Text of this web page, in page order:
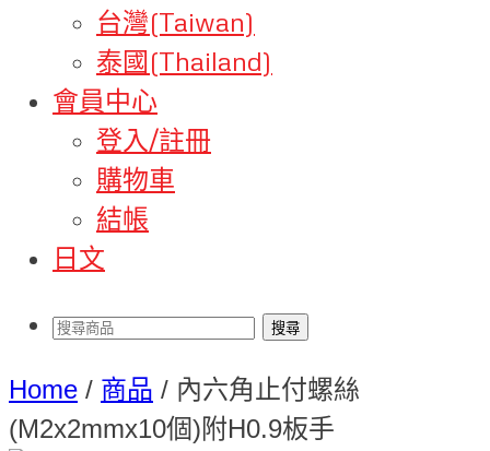
台灣(Taiwan)
泰國(Thailand)
會員中心
登入/註冊
購物車
結帳
日文
Home / 商品 / 內六角止付螺絲
(M2x2mmx10個)附H0.9板手